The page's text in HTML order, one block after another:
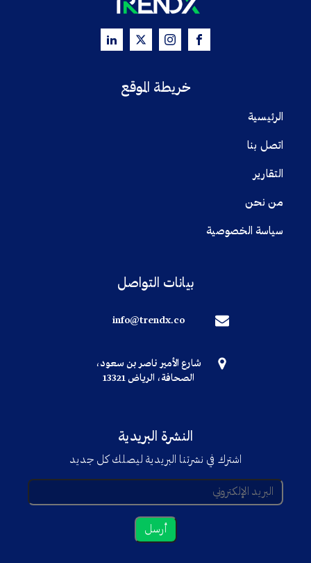
خريطة الموقع
الرئيسية
اتصل بنا
التقارير
من نحن
سياسة الخصوصية
بيانات التواصل
info@trendx.co
شارع الأمير ناصر بن سعود،
الصحافة، الرياض 13321
النشرة البريدية
اشترك في نشرتنا البريدية ليصلك كل جديد